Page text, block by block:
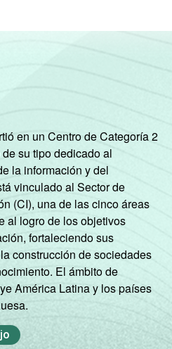
en un Centro de Categoría 2
su tipo dedicado al
la información y del
vinculado al Sector de
(CI), una de las cinco áreas
al logro de los objetivos
fortaleciendo sus
construcción de sociedades
El ámbito de
América Latina y los países